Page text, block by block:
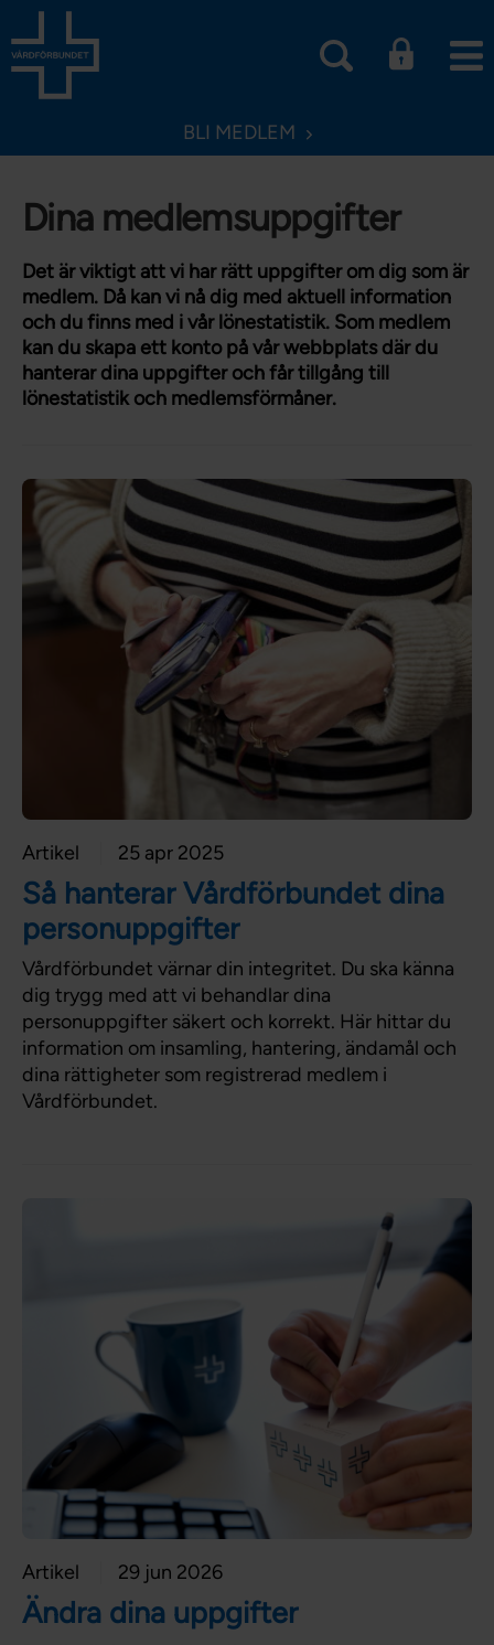
BLI MEDLEM
Dina medlems­uppgifter
Det är viktigt att vi har rätt uppgifter om dig som är
medlem. Då kan vi nå dig med aktuell information
och du finns med i vår lönestatistik. Som medlem
kan du skapa ett konto på vår webbplats där du
hanterar dina uppgifter och får tillgång till
lönestatistik och medlemsförmåner.
Artikel 25 apr 2025
Så hanterar Vårdförbundet dina
personuppgifter
Vårdförbundet värnar din integritet. Du ska känna
dig trygg med att vi behandlar dina
personuppgifter säkert och korrekt. Här hittar du
information om insamling, hantering, ändamål och
dina rättigheter som registrerad medlem i
Vårdförbundet.
Artikel 29 jun 2026
Ändra dina uppgifter